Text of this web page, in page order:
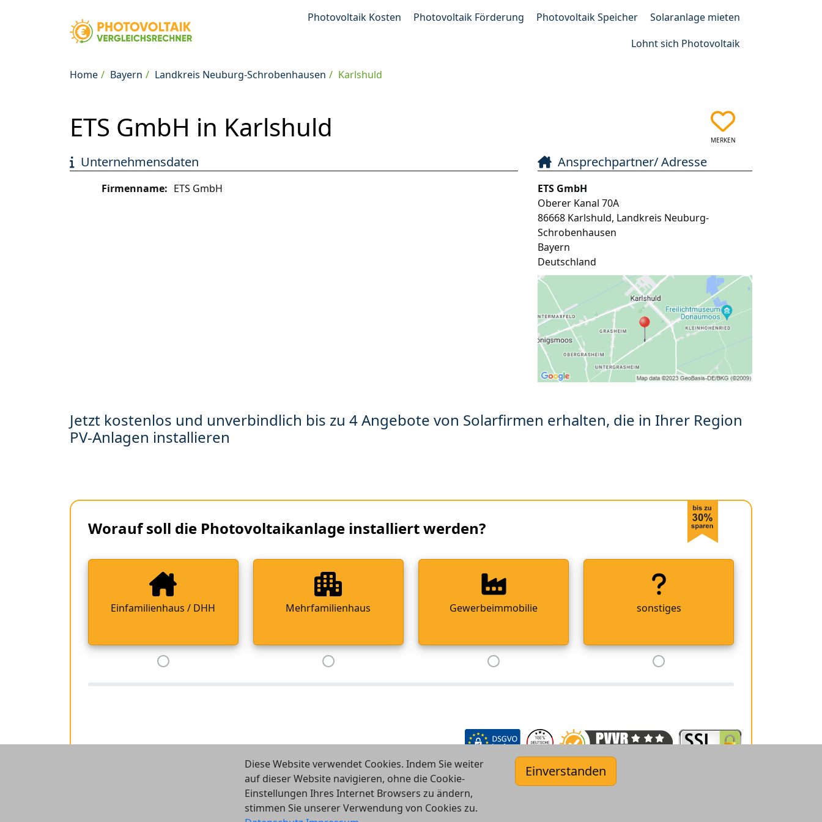
Photovoltaik Kosten Photovoltaik Förderung Photovoltaik Speicher
Solaranlage mieten
Lohnt sich Photovoltaik
Home Bayern Landkreis Neuburg-Schrobenhausen Karlshuld
ETS GmbH in Karlshuld MERKEN
Unternehmensdaten
Firmenname: ETS GmbH
Ansprechpartner/ Adresse
ETS GmbH
Oberer Kanal 70A
86668 Karlshuld, Landkreis Neuburg-
Schrobenhausen
Bayern
Deutschland
Jetzt kostenlos und unverbindlich bis zu 4 Angebote von Solarfirmen erhalten, die in Ihrer Region
PV-Anlagen installieren
Worauf soll die Photovoltaikanlage installiert werden?
Einfamilienhaus / DHH Mehrfamilienhaus Gewerbeimmobilie sonstiges
Diese Website verwendet Cookies. Indem Sie weiter
auf dieser Website navigieren, ohne die Cookie-
Einstellungen Ihres Internet Browsers zu ändern,
stimmen Sie unserer Verwendung von Cookies zu.
Einverstanden